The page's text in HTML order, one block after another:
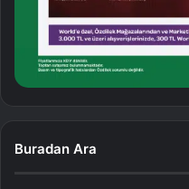
Buradan Ara